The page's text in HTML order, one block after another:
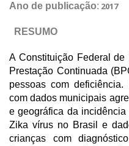
Ano de publicação: 2017
RESUMO
A Constituição Federal
Prestação Continuada
pessoas com deficiência.
com dados municipais
e geográfica da
Zika vírus no Brasil e
crianças com